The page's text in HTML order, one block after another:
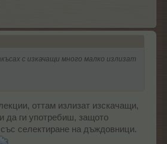
с изкачащи много малко излизат
оттам излизат изскачащи,
да ги употребиш, защото
селектиране на дъждовници.